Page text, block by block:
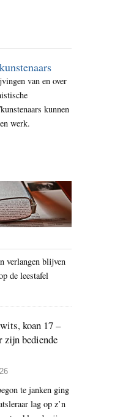
van en over
kunnen
werk.
verlangen blijven
de leestafel
koan 17 –
zijn bediende
te janken ging
lag op z’n